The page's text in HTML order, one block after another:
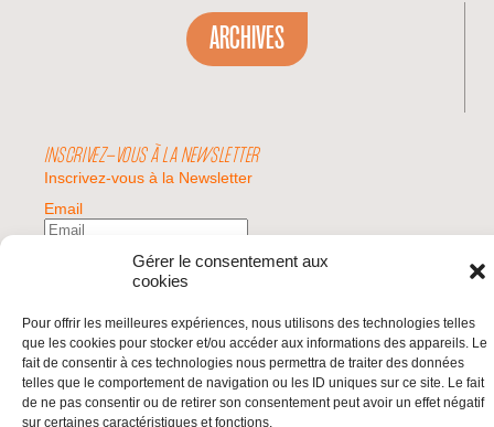
Gérer le consentement aux
cookies
Pour offrir les meilleures expériences, nous utilisons des technologies telles
que les cookies pour stocker et/ou accéder aux informations des appareils. Le
fait de consentir à ces technologies nous permettra de traiter des données
telles que le comportement de navigation ou les ID uniques sur ce site. Le fait
de ne pas consentir ou de retirer son consentement peut avoir un effet négatif
sur certaines caractéristiques et fonctions.
ARCHIVES
INSCRIVEZ-VOUS À LA NEWSLETTER
Inscrivez-vous à la Newsletter
Email
Valider
© 2026 | BDS France | Boycott Désinvestissement Sanctions, la réponse
citoyenne et non-violente à l'impunité d'Israël |